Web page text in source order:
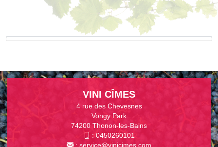
VINI CÎMES
4 rue des Chevesnes
Vongy Park
74200 Thonon-les-Bains
: 0450260101
: service@vinicimes.com